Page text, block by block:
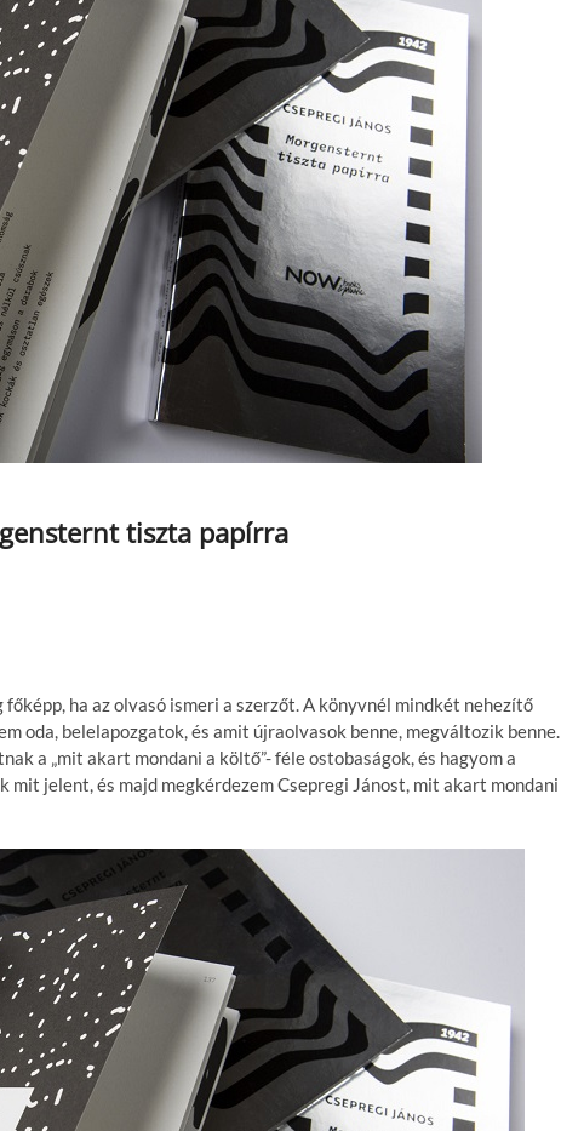
tiszta papírra
ha az olvasó ismeri a szerzőt. A könyvnél mindkét nehezítő
oda, belelapozgatok, és amit újraolvasok benne, megváltozik benne.
a „mit akart mondani a költő”- féle ostobaságok, és hagyom a
jelent, és majd megkérdezem Csepregi Jánost, mit akart mondani